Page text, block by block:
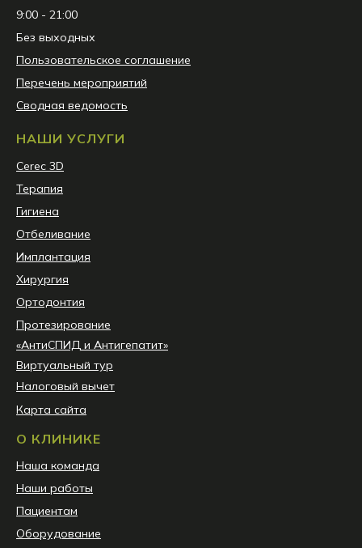
О КЛИНИКЕ
Наша команда
Наши работы
Пациентам
Оборудование
НАШИ УСЛУГИ
Сerec 3D
Терапия
Гигиена
Отбеливание
Имплантация
Хирургия
Ортодонтия
Протезирование
«АнтиСПИД и Антигепатит»
Виртуальный тур
Налоговый вычет
9:00 - 21:00
Без выходных
Пользовательское соглашение
Перечень мероприятий
Сводная ведомость
Карта сайта